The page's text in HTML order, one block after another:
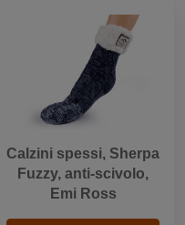
Calzini spessi, Sherpa
Fuzzy, anti-scivolo,
Emi Ross